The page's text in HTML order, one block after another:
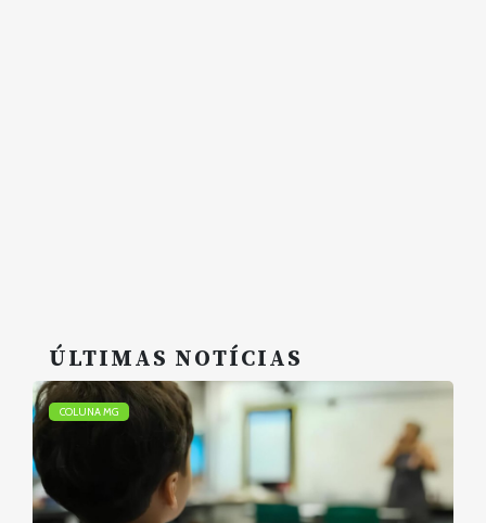
ÚLTIMAS NOTÍCIAS
COLUNA MG